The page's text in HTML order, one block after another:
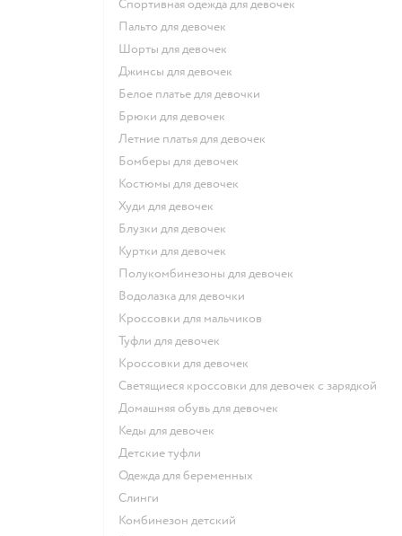
Спортивная одежда для девочек
Пальто для девочек
Шорты для девочек
Джинсы для девочек
Белое платье для девочки
Брюки для девочек
Летние платья для девочек
Бомберы для девочек
Костюмы для девочек
Худи для девочек
Блузки для девочек
Куртки для девочек
Полукомбинезоны для девочек
Водолазка для девочки
Кроссовки для мальчиков
Туфли для девочек
Кроссовки для девочек
Светящиеся кроссовки для девочек с зарядкой
Домашняя обувь для девочек
Кеды для девочек
Детские туфли
Одежда для беременных
Слинги
Комбинезон детский